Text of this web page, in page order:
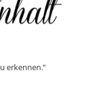
erkennen.“